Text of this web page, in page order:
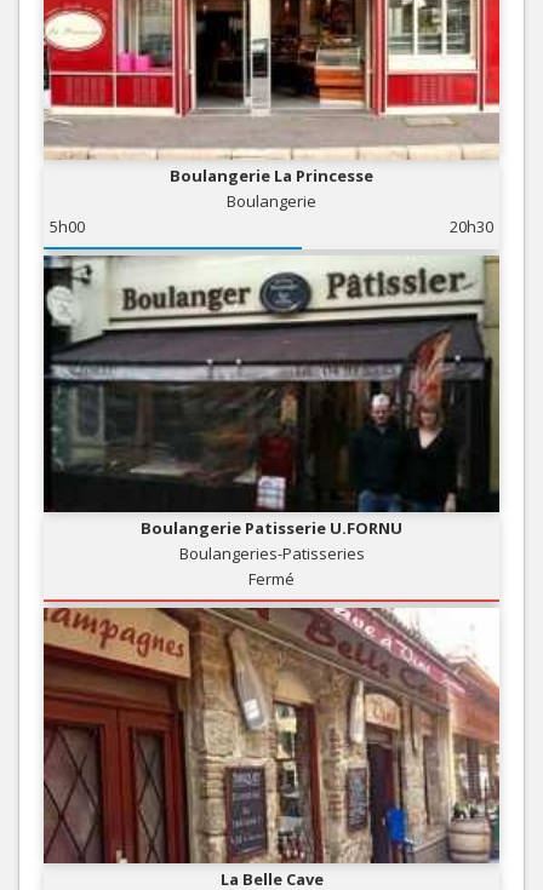
Boulangerie La Princesse
Boulangerie
5h00
20h30
Boulangerie Patisserie U.FORNU
Boulangeries-Patisseries
Fermé
La Belle Cave